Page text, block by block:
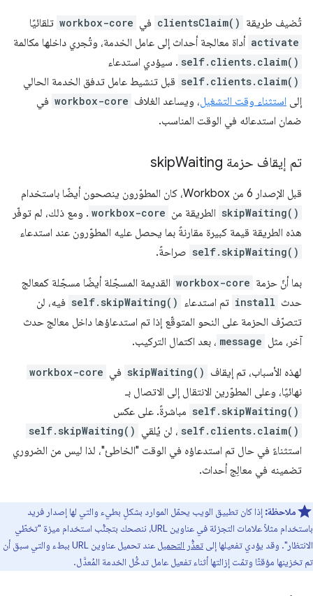
تُضيف طريقة clientsClaim() في workbox-core تلقائيًا
activate أداة معالجة أحداث إلى عامل الخدمة، وتُجري داخلها مكالمة
self.clients.claim() . سيؤدي استدعاء
self.clients.claim() قبل تنشيط عامل تدفق الخدمة الحالي
إلى استثناء وقت التشغيل، ويساعد الغلاف workbox-core في
ضمان استدعائه في الوقت المناسب.
تم إيقاف حزمة skip Waiting
قبل الإصدار 6 من Workbox، كان المطوّرون ينصحون أيضًا باستخدام
skipWaiting() الطريقة من workbox-core . ومع ذلك، لم توفّر
هذه الطريقة قيمة كبيرة مقارنةً بما يحصل عليه المطوّرون عند استدعاء
self.skipWaiting() صراحةً.
بما أنّ حزمة workbox-core القديمة المسجّلة أيضًا مسجّلة كمعالج
حدث install تم استدعاء self.skipWaiting() فيه، لن
تتصرّف الحزمة على النحو المتوقّع إذا تم استدعاؤها داخل معالج حدث
آخر، مثل message ، بعد اكتمال التركيب.
لهذه الأسباب، تم إيقاف skipWaiting() في workbox-core
نهائيًا، وعلى المطوّرين الانتقال إلى الاتصال بـ
self.skipWaiting() مباشرةً. على عكس
self.clients.claim() ، لن يُلقي self.skipWaiting()
استثناءً في حال تم استدعاؤه في الوقت "الخاطئ"، لذا ليس من الضروري
تضمينه في معالِج أحداث.
ملاحظة: إذا كان تطبيق الويب يحمّل الموارد بشكلٍ بطيء والتي لها إصدار فريد
باستخدام مثلاً علامات التجزئة في عناوين URL، ننصحك بتجنُّب استخدام ميزة "تخطّي
الانتظار". وقد يؤدي تفعيلها إلى تعذُّر التحميل
عند تحميل عناوين URL ببطء والتي سبق أن
تم تخزينها مؤقتًا وتمّت إزالتها أثناء تفعيل عامل تدخُّل الخدمة المُعدَّل.